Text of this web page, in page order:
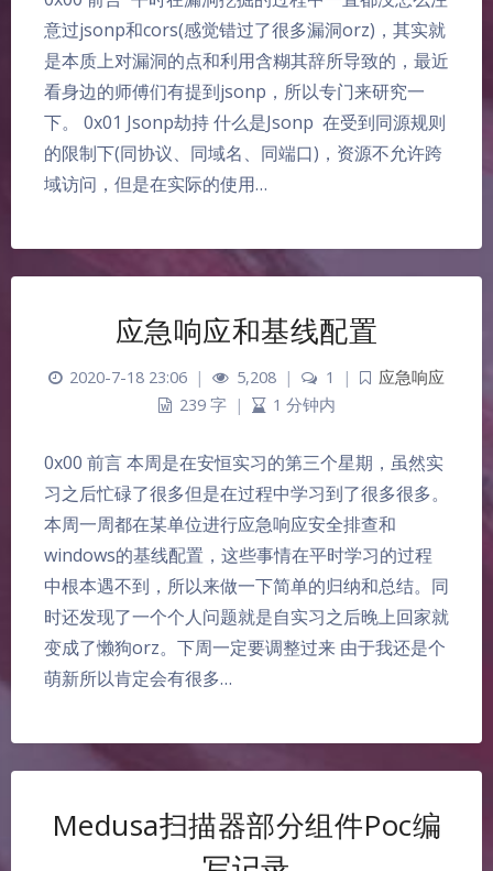
意过jsonp和cors(感觉错过了很多漏洞orz)，其实就
是本质上对漏洞的点和利用含糊其辞所导致的，最近
看身边的师傅们有提到jsonp，所以专门来研究一
下。 0x01 Jsonp劫持 什么是Jsonp ​ 在受到同源规则
的限制下(同协议、同域名、同端口)，资源不允许跨
域访问，但是在实际的使用…
应急响应和基线配置
2020-7-18 23:06 | 5,208 | 1 |
应急响应
239 字
| 1 分钟内
0x00 前言 本周是在安恒实习的第三个星期，虽然实
习之后忙碌了很多但是在过程中学习到了很多很多。
本周一周都在某单位进行应急响应安全排查和
windows的基线配置，这些事情在平时学习的过程
中根本遇不到，所以来做一下简单的归纳和总结。同
时还发现了一个个人问题就是自实习之后晚上回家就
变成了懒狗orz。下周一定要调整过来 由于我还是个
萌新所以肯定会有很多…
Medusa扫描器部分组件Poc编